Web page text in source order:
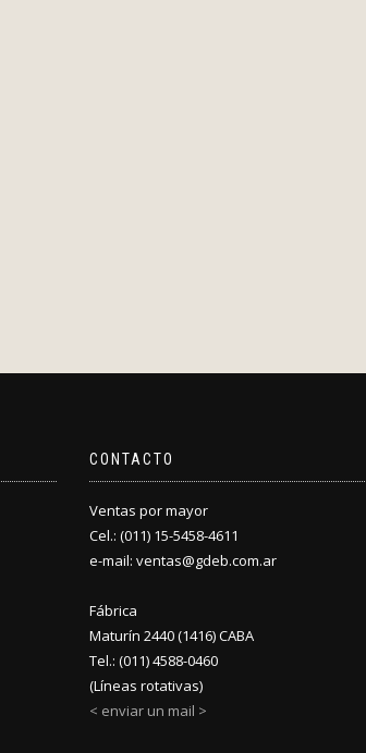
CONTACTO
Ventas por mayor
Cel.: (011) 15-5458-4611
e-mail: ventas@gdeb.com.ar
Fábrica
Maturín 2440 (1416) CABA
Tel.: (011) 4588-0460
(Líneas rotativas)
< enviar un mail >